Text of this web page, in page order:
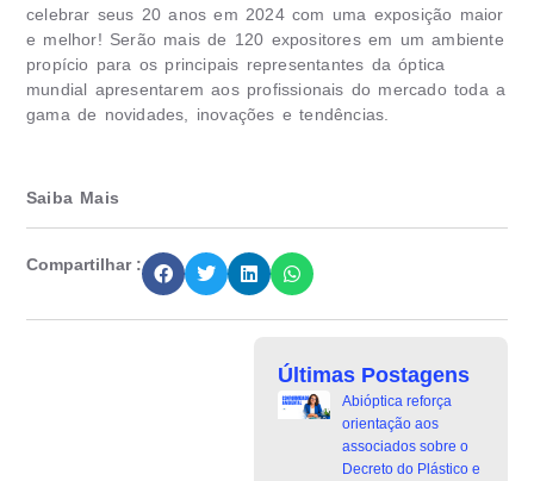
celebrar seus 20 anos em 2024 com uma exposição maior
e melhor! Serão mais de 120 expositores em um ambiente
propício para os principais representantes da óptica
mundial apresentarem aos profissionais do mercado toda a
gama de novidades, inovações e tendências.
Saiba Mais
Compartilhar :
Últimas Postagens
Abióptica reforça
orientação aos
associados sobre o
Decreto do Plástico e